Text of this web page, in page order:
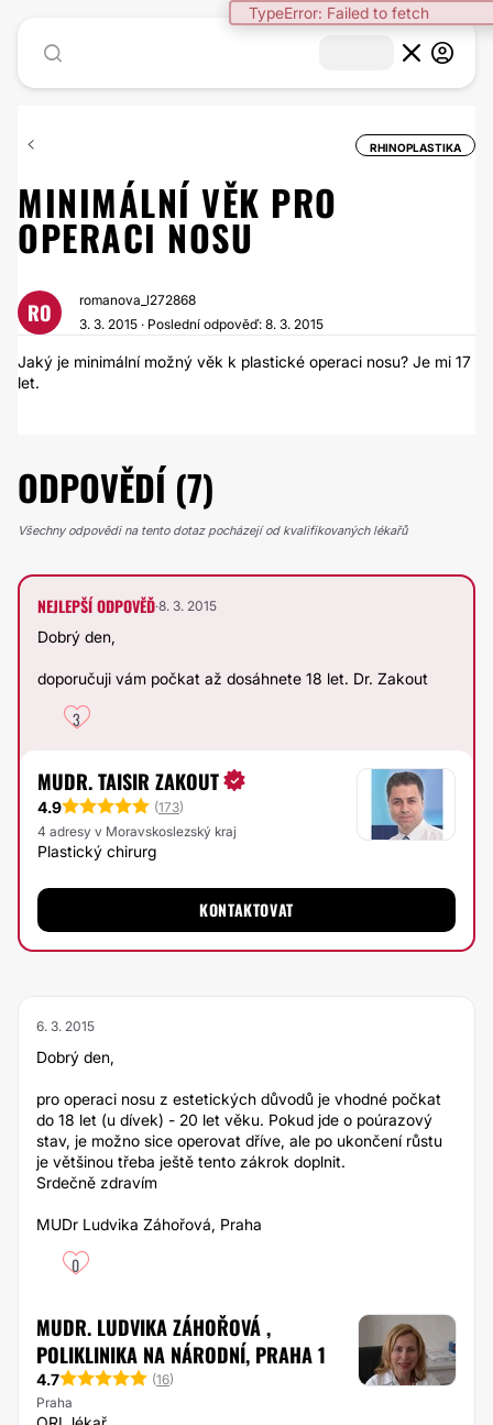
TypeError: Failed to fetch
RHINOPLASTIKA
MINIMÁLNÍ VĚK PRO
OPERACI NOSU
RO
romanova_l272868
3. 3. 2015 · Poslední odpověď: 8. 3. 2015
Jaký je minimální možný věk k plastické operaci nosu? Je mi 17
let.
ODPOVĚDÍ (7)
Všechny odpovědi na tento dotaz pocházejí od kvalifikovaných lékařů
NEJLEPŠÍ ODPOVĚĎ·8. 3. 2015
Dobrý den,
doporučuji vám počkat až dosáhnete 18 let. Dr. Zakout
3
MUDR. TAISIR ZAKOUT
4.9 (173)
4 adresy v Moravskoslezský kraj
Plastický chirurg
KONTAKTOVAT
6. 3. 2015
Dobrý den,
pro operaci nosu z estetických důvodů je vhodné počkat
do 18 let (u dívek) - 20 let věku. Pokud jde o poúrazový
stav, je možno sice operovat dříve, ale po ukončení růstu
je většinou třeba ještě tento zákrok doplnit.
Srdečně zdravím
MUDr Ludvika Záhořová, Praha
0
MUDR. LUDVIKA ZÁHOŘOVÁ ,
POLIKLINIKA NA NÁRODNÍ, PRAHA 1
4.7 (16)
Praha